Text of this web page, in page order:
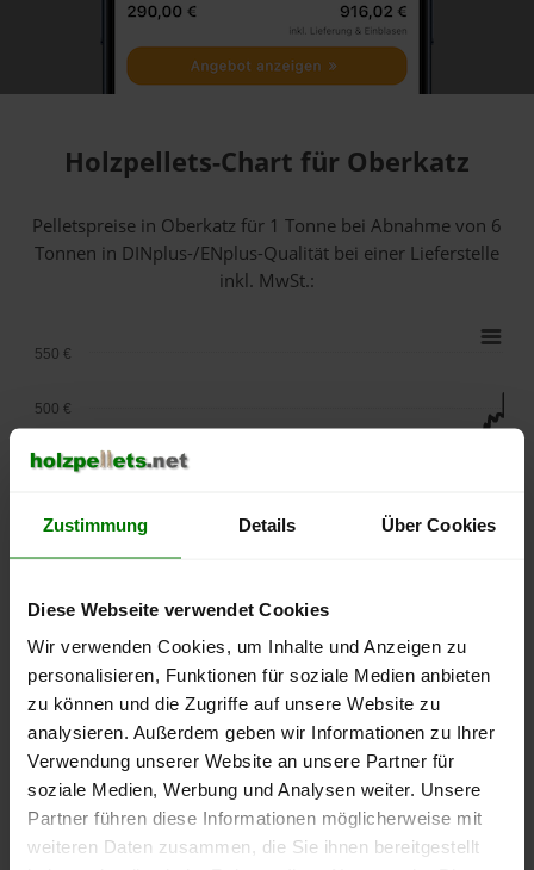
Zustimmung Details Über Cookies
Diese Webseite verwendet Cookies
Wir verwenden Cookies, um Inhalte und Anzeigen zu
personalisieren, Funktionen für soziale Medien anbieten
zu können und die Zugriffe auf unsere Website zu
analysieren. Außerdem geben wir Informationen zu Ihrer
Verwendung unserer Website an unsere Partner für
soziale Medien, Werbung und Analysen weiter. Unsere
Partner führen diese Informationen möglicherweise mit
weiteren Daten zusammen, die Sie ihnen bereitgestellt
Holzpellets-Chart für Oberkatz
Pelletspreise in Oberkatz für 1 Tonne bei Abnahmevon 6
Tonnen in DINplus-/ENplus-Qualität bei einer Lieferstelle
inkl. MwSt.:
lose Ware Sackware
September
Januar
Mai
250 €
400 €
450 €
500 €
550 €
Die aktuelle Preisentwicklung für Holzpellets in Deutschland
können Sie jederzeit auf unsererPelletspreise-Seite
nachvollziehen.